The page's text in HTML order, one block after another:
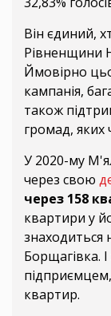
Він єдиний,
Рівненщини
Ймовірно
кампанія,
також
громад, яких
У 2020-му
через свою
через 158
квартири у
знаходиться
Борщагівка.
квартир.